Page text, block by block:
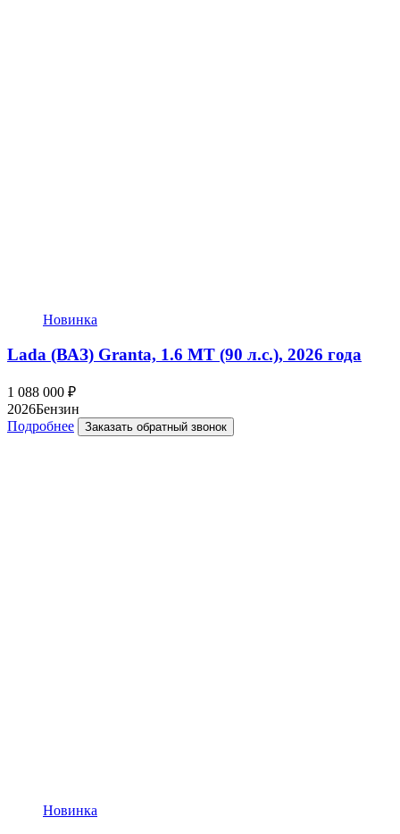
Новинка
Lada (ВАЗ) Granta, 1.6 MT (90 л.с.), 2026 года
1 088 000 ₽
2026Бензин
Подробнее
Заказать обратный звонок
Новинка